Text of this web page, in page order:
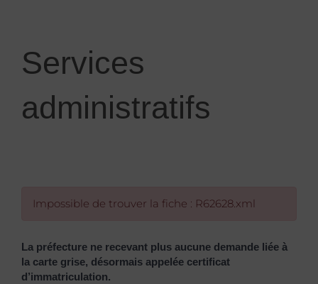
Services
administratifs
Impossible de trouver la fiche : R62628.xml
La préfecture ne recevant plus aucune demande liée à
la carte grise, désormais appelée certificat
d’immatriculation.